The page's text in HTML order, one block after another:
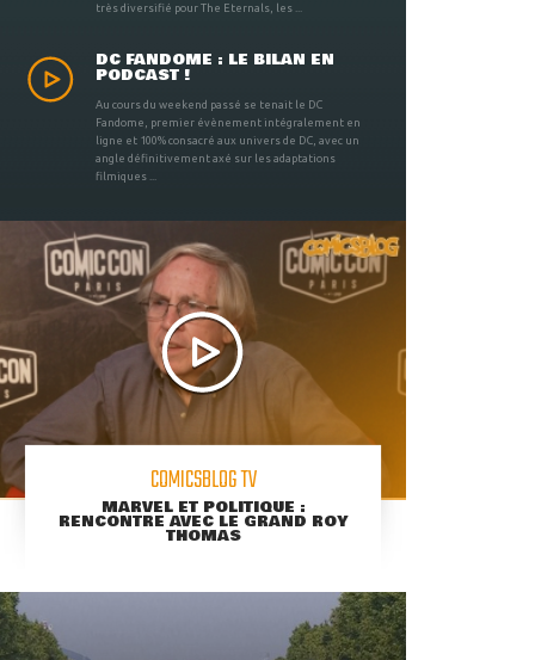
très diversifié pour The Eternals, les ...
DC FANDOME : LE BILAN EN
PODCAST !
Au cours du weekend passé se tenait le DC
Fandome, premier évènement intégralement en
ligne et 100% consacré aux univers de DC, avec un
angle définitivement axé sur les adaptations
filmiques ...
COMICSBLOG TV
MARVEL ET POLITIQUE :
RENCONTRE AVEC LE GRAND ROY
THOMAS